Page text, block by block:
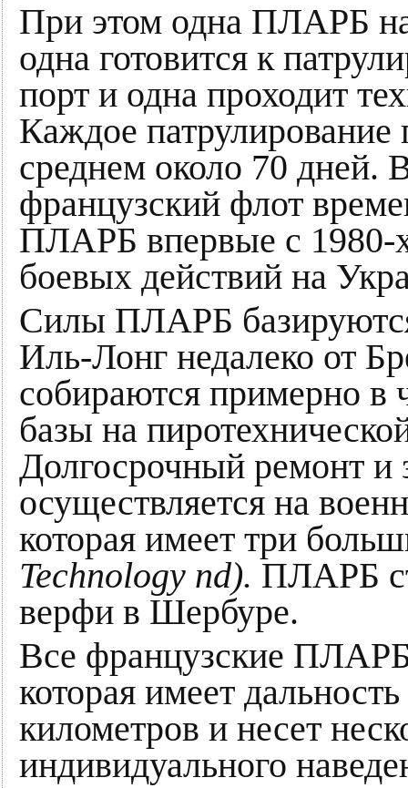
При этом одна ПЛАРБ
одна готовится к
порт и одна проходит
Каждое патрулирование
среднем около 70 дней.
французский флот
ПЛАРБ впервые с 1980-х
боевых действий на
Силы ПЛАРБ
Иль-Лонг недалеко от
собираются примерно в
базы на
Долгосрочный ремонт и
осуществляется на
которая имеет три
Technology nd). ПЛАРБ
верфи в Шербуре.
Все французские
которая имеет
километров и несет
индивидуального